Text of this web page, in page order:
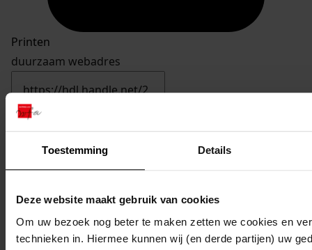
Toestemming Details
Deze website maakt gebruik van cookies
Om uw bezoek nog beter te maken zetten we cookies en
technieken in. Hiermee kunnen wij (en derde partijen) uw
Printen
duurzaam webadres
Datering:
01-09-2009
Beschrijving: